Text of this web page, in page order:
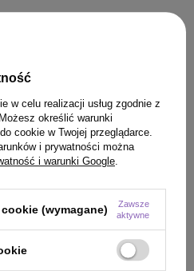
w celu realizacji usług zgodnie z
Możesz określić warunki
cookie w Twojej przeglądarce.
i prywatności można
i warunki Google
(wymagane)
Zawsze
aktywne